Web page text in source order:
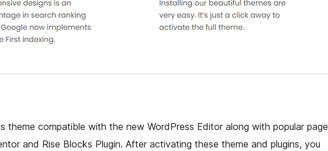
theme compatible with the new WordPress Editor along with popular page
and Rise Blocks Plugin. After activating these theme and plugins, you